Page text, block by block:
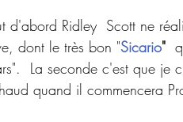
d'abord Ridley  Scott ne
dont le très bon "Sicario"
La seconde c'est que je
quand il commencera